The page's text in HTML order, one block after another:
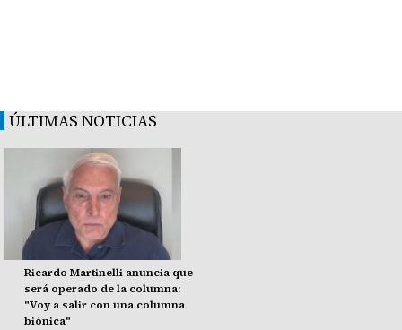
ÚLTIMAS NOTICIAS
Ricardo Martinelli anuncia que
será operado de la columna:
"Voy a salir con una columna
biónica"